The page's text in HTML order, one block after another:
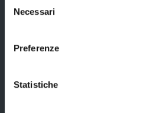
tasto "Rifiuta".
delNecessari
Preferenze
Statistiche
Bilancio
Infrastrutture, mobilità e trasporti